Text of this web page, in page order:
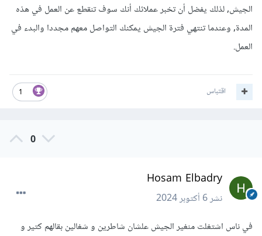
الجيش, لذلك يفضل أن تخبر عملائك أنك سوف تنقطع عن العمل في هذه
المدة, وعندما تنتهي فترة الجيش يمكنك التواصل معهم مجددا والبدء في
العمل.
1 اقتباس
0
Hosam Elbadry
نشر6 أكتوبر 2024
في ناس اشتغلت منغير الجيش علشان شاطرين و شغالين بقالهم كتير و